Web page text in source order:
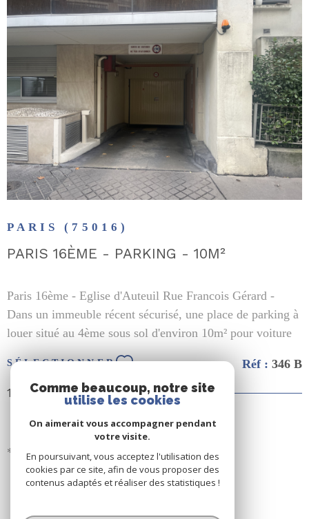
PARIS (75016)
PARIS 16ÈME - PARKING - 10M²
Paris 16ème - Eglise d'Auteuil Rue Francois Gérard -
Dans un immeuble récent sécurisé, une place de parking à
louer situé au 4ème sous sol d'environ 10m² pour voiture
citadine. Dépot de garantit 160 €. Disponible à partir du
12 décembre 2024. Contact: Paris Conseil immobilier -
01.42.24.99.99 - parisconseilimmo@gmail.com
SÉLECTIONNER Réf : 346 B
180 € CC*
VOIR LE BIEN
* Charges comprises
Comme beaucoup, notre site
utilise les cookies
On aimerait vous accompagner pendant
votre visite.
En poursuivant, vous acceptez l'utilisation des
cookies par ce site, afin de vous proposer des
contenus adaptés et réaliser des statistiques !